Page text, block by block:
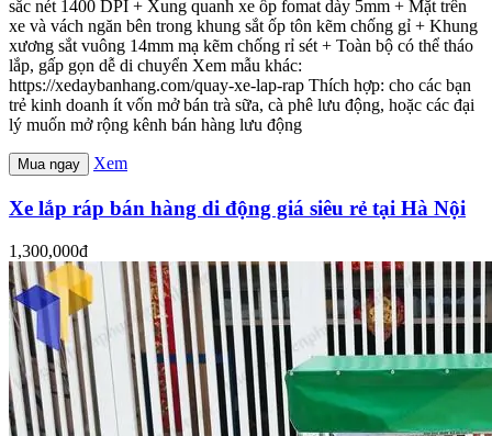
sắc nét 1400 DPI + Xung quanh xe ốp fomat dày 5mm + Mặt trên
xe và vách ngăn bên trong khung sắt ốp tôn kẽm chống gỉ + Khung
xương sắt vuông 14mm mạ kẽm chống rỉ sét + Toàn bộ có thể tháo
lắp, gấp gọn dễ di chuyển Xem mẫu khác:
https://xedaybanhang.com/quay-xe-lap-rap Thích hợp: cho các bạn
trẻ kinh doanh ít vốn mở bán trà sữa, cà phê lưu động, hoặc các đại
lý muốn mở rộng kênh bán hàng lưu động
Mua ngay Xem
Xe lắp ráp bán hàng di động giá siêu rẻ tại Hà Nội
1,300,000đ